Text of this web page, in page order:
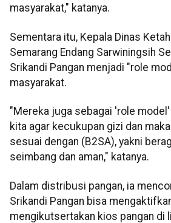
masyarakat," katanya.
Sementara itu, Kepala Dinas
Semarang Endang Sarwiningsih
Srikandi Pangan menjadi "role
masyarakat.
"Mereka juga sebagai 'role model'
kita agar kecukupan gizi dan
sesuai dengan (B2SA), yakni
seimbang dan aman," katanya.
Dalam distribusi pangan, ia
Srikandi Pangan bisa
mengikutsertakan kios pangan di